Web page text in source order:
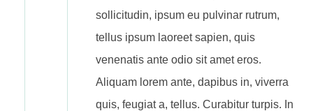
sollicitudin, ipsum eu pulvinar rutrum,
tellus ipsum laoreet sapien, quis
venenatis ante odio sit amet eros.
Aliquam lorem ante, dapibus in, viverra
quis, feugiat a, tellus. Curabitur turpis. In